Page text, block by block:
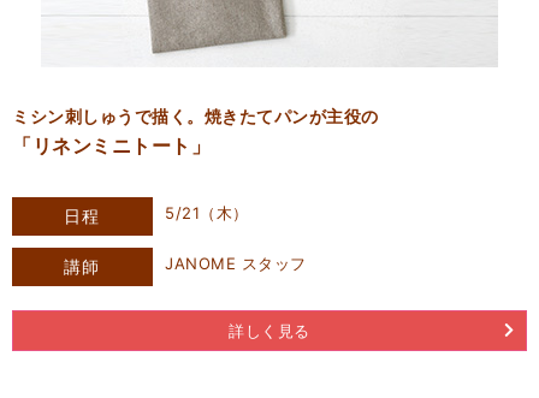
ミシン刺しゅうで描く。焼きたてパンが主役の
「リネンミニトート」
日程 5/21（木）
講師 JANOME スタッフ
詳しく見る